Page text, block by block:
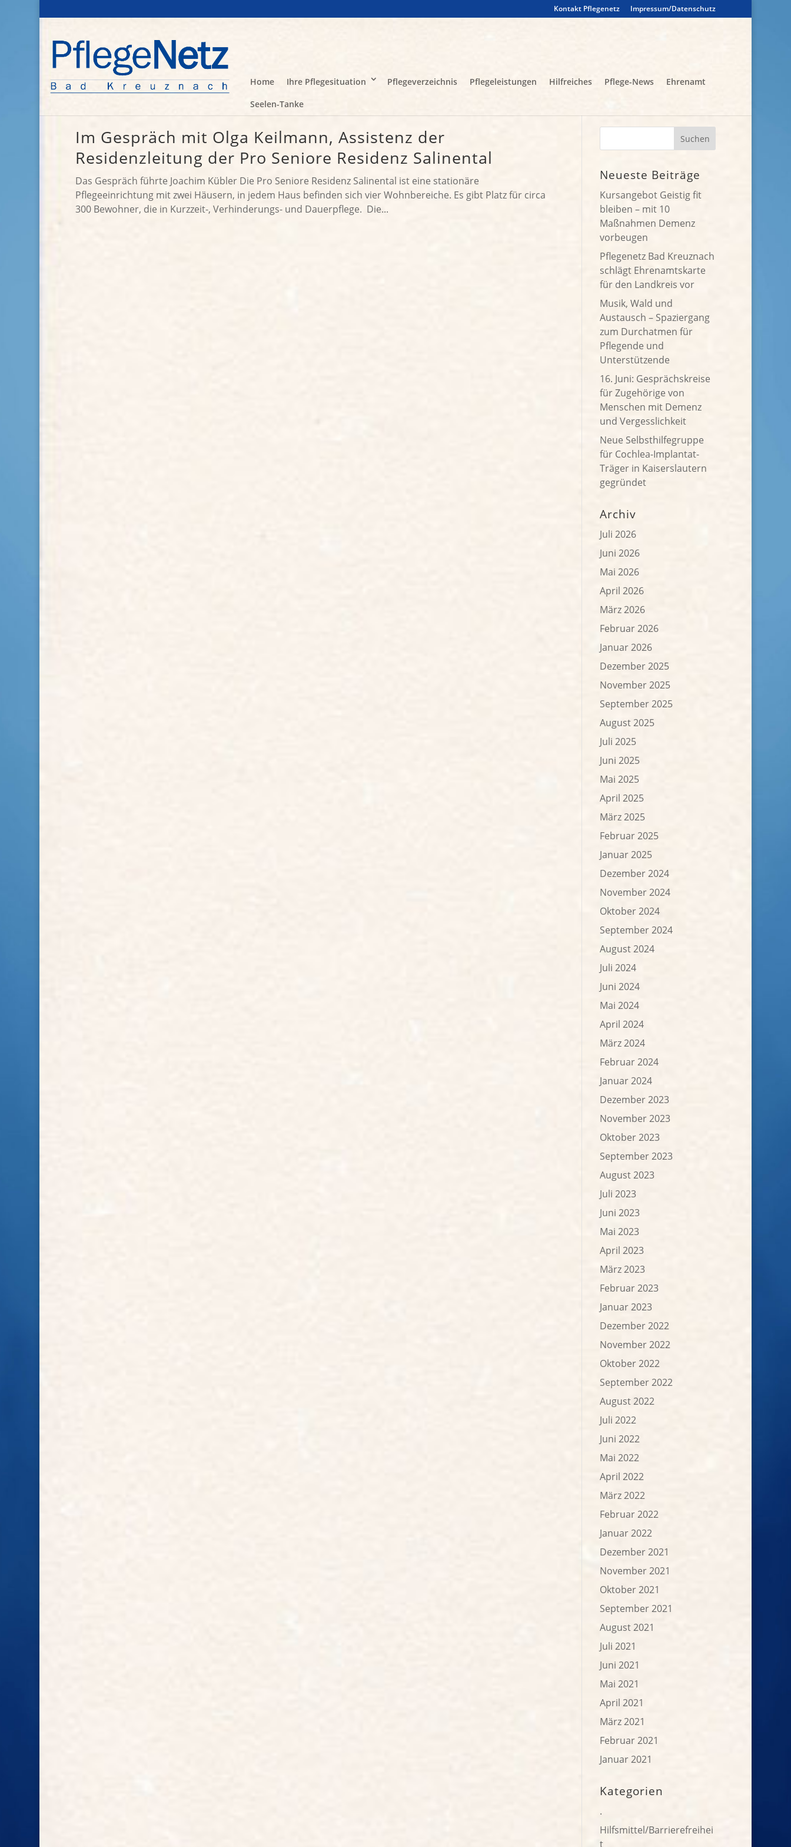
Kontakt Pflegenetz Impressum/Datenschutz
Home Ihre Pflegesituation Pflegeverzeichnis Pflegeleistungen Hilfreiches Pflege-News
Ehrenamt
Seelen-Tanke
Im Gespräch mit Olga Keilmann, Assistenz der
Residenzleitung der Pro Seniore Residenz Salinental
Das Gespräch führte Joachim Kübler Die Pro Seniore Residenz Salinental ist eine stationäre
Pflegeeinrichtung mit zwei Häusern, in jedem Haus befinden sich vier Wohnbereiche. Es gibt Platz für circa
300 Bewohner, die in Kurzzeit-, Verhinderungs- und Dauerpflege. Die...
Neueste Beiträge
Kursangebot Geistig fit
bleiben – mit 10
Maßnahmen Demenz
vorbeugen
Pflegenetz Bad Kreuznach
schlägt Ehrenamtskarte
für den Landkreis vor
Musik, Wald und
Austausch – Spaziergang
zum Durchatmen für
Pflegende und
Unterstützende
16. Juni: Gesprächskreise
für Zugehörige von
Menschen mit Demenz
und Vergesslichkeit
Neue Selbsthilfegruppe
für Cochlea-Implantat-
Träger in Kaiserslautern
gegründet
Archiv
Juli 2026
Juni 2026
Mai 2026
April 2026
März 2026
Februar 2026
Januar 2026
Dezember 2025
November 2025
September 2025
August 2025
Juli 2025
Juni 2025
Mai 2025
April 2025
März 2025
Februar 2025
Januar 2025
Dezember 2024
November 2024
Oktober 2024
September 2024
August 2024
Juli 2024
Juni 2024
Mai 2024
April 2024
März 2024
Februar 2024
Januar 2024
Dezember 2023
November 2023
Oktober 2023
September 2023
August 2023
Juli 2023
Juni 2023
Mai 2023
April 2023
März 2023
Februar 2023
Januar 2023
Dezember 2022
November 2022
Oktober 2022
September 2022
August 2022
Juli 2022
Juni 2022
Mai 2022
April 2022
März 2022
Februar 2022
Januar 2022
Dezember 2021
November 2021
Oktober 2021
September 2021
August 2021
Juli 2021
Juni 2021
Mai 2021
April 2021
März 2021
Februar 2021
Januar 2021
Kategorien
.
Hilfsmittel/Barrierefreihei
t